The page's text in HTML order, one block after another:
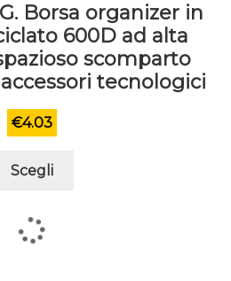
Borsa organizer in
600D ad alta
scomparto
tecnologici
€4.03
Scegli